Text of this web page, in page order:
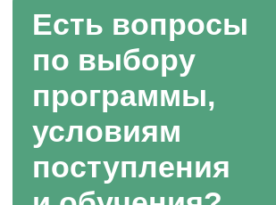
КОНТАКТЫ
Отдел по организации приема:
8 (800) 775-79-32 , 8 (495) 677-96-17
Звонок по России бесплатный
help.dpomipk@academcity.online
Контакт-центр
Пн-вс 8:30-20:30 мск
help.dpomipk@dpomipk.ru